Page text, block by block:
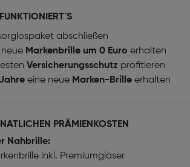
abschließen
Markenbrille um 0 Euro erhalten
Versicherungsschutz profitieren
eine neue Marken-Brille erhalten
PRÄMIENKOSTEN
Nahbrille:
inkl. Premiumgläser